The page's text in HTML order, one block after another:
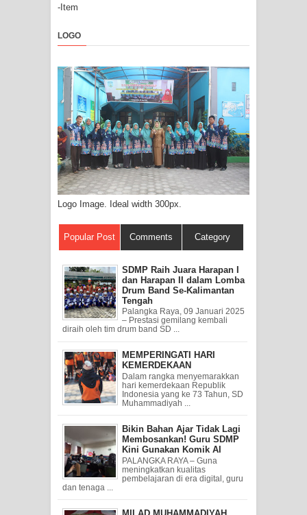
-Item
LOGO
Logo Image. Ideal width 300px.
Popular Post Comments Category
SDMP Raih Juara Harapan I
dan Harapan II dalam Lomba
Drum Band Se-Kalimantan
Tengah
Palangka Raya, 09 Januari 2025
– Prestasi gemilang kembali
diraih oleh tim drum band SD ...
MEMPERINGATI HARI
KEMERDEKAAN
Dalam rangka menyemarakkan
hari kemerdekaan Republik
Indonesia yang ke 73 Tahun, SD
Muhammadiyah ...
Bikin Bahan Ajar Tidak Lagi
Membosankan! Guru SDMP
Kini Gunakan Komik AI
PALANGKA RAYA – Guna
meningkatkan kualitas
pembelajaran di era digital, guru
dan tenaga ...